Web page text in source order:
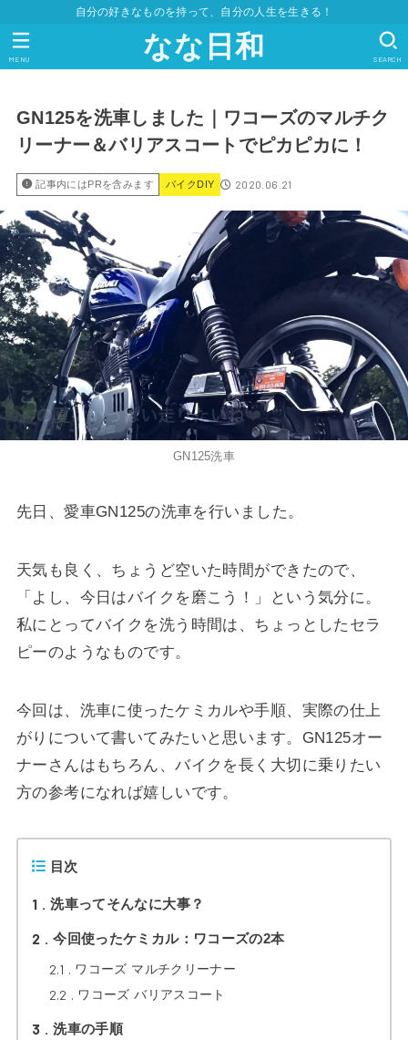
自分の好きなものを持って、自分の人生を生きる！
なな日和 SEARCH
MENU
GN125を洗車しました｜ワコーズのマルチク
リーナー＆バリアスコートでピカピカに！
記事内にはPRを含みます バイクDIY 2020.06.21
GN125洗車
先日、愛車GN125の洗車を行いました。
天気も良く、ちょうど空いた時間ができたので、
「よし、今日はバイクを磨こう！」という気分に。
私にとってバイクを洗う時間は、ちょっとしたセラ
ピーのようなものです。
今回は、洗車に使ったケミカルや手順、実際の仕上
がりについて書いてみたいと思います。GN125オー
ナーさんはもちろん、バイクを長く大切に乗りたい
方の参考になれば嬉しいです。
目次
1 洗車ってそんなに大事？
2 今回使ったケミカル：ワコーズの2本
2.1 ワコーズ マルチクリーナー
2.2 ワコーズ バリアスコート
3 洗車の手順